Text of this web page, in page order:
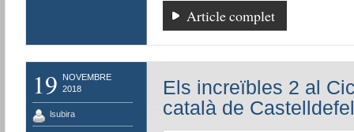
Article complet
19
NOVEMBRE
2018
lsubira
Els increïbles 2 al
català de